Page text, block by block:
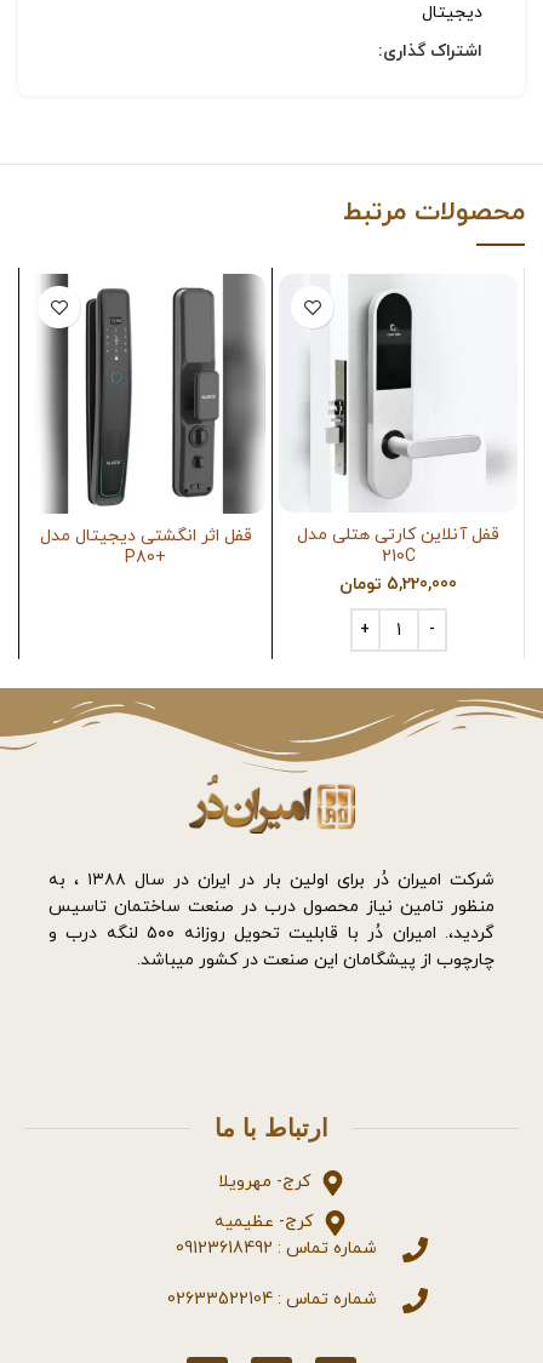
دیجیتال
اشتراک گذاری:
محصولات مرتبط
قفل آنلاین کارتی هتلی مدل
210C
5,220,000 تومان
قفل اثر انگشتی دیجیتال مدل
+P80
شرکت امیران دُر برای اولین بار در ایران در سال ۱۳۸۸ ، به
منظور تامین نیاز محصول درب در صنعت ساختمان تاسیس
گردید،. امیران دُر با قابلیت تحویل روزانه ۵۰۰ لنگه درب و
چارچوب از پیشگامان این صنعت در کشور میباشد.
ارتباط با ما
کرج- مهرویلا
کرج- عظیمیه
شماره تماس : 09123618492
شماره تماس : 02633522104